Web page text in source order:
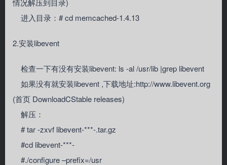
情况解压到目录)
进入目录：# cd memcached-1.4.13
2.安装libevent
检查一下有没有安装libevent: ls -al /usr/lib |grep libevent
如果没有就安装libevent ,下载地址:http://www.libevent.org
(首页 DownloadCStable releases)
解压：
# tar -zxvf libevent-***-.tar.gz
#cd libevent-***-
#./configure –prefix=/usr